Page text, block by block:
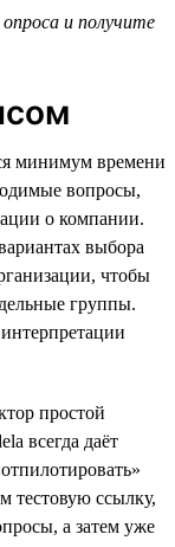
и получите
минимум времени
вопросы,
о компании.
выбора
чтобы
группы.
простой
всегда даёт
тестовую ссылку,
а затем уже